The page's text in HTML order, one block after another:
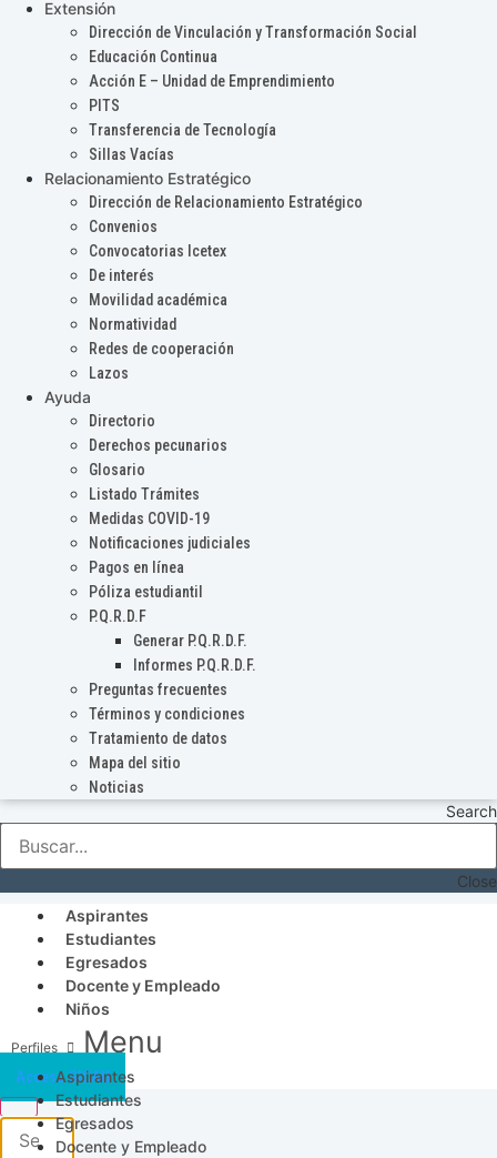
Extensión
Dirección de Vinculación y Transformación Social
Educación Continua
Acción E – Unidad de Emprendimiento
PITS
Transferencia de Tecnología
Sillas Vacías
Relacionamiento Estratégico
Dirección de Relacionamiento Estratégico
Convenios
Convocatorias Icetex
De interés
Movilidad académica
Normatividad
Redes de cooperación
Lazos
Ayuda
Directorio
Derechos pecunarios
Glosario
Listado Trámites
Medidas COVID-19
Notificaciones judiciales
Pagos en línea
Póliza estudiantil
P.Q.R.D.F
Generar P.Q.R.D.F.
Informes P.Q.R.D.F.
Preguntas frecuentes
Términos y condiciones
Tratamiento de datos
Mapa del sitio
Noticias
Search
Close
Aspirantes
Estudiantes
Egresados
Docente y Empleado
Niños
Menu
Aspirantes
Estudiantes
Egresados
Docente y Empleado
Acceso SICAU